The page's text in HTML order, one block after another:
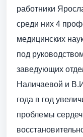
работники
среди них 4
медицинских
под
заведующих
Наличаевой и
года в год
проблемы